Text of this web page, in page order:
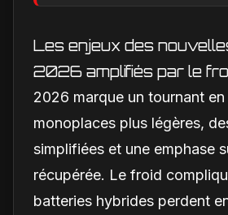
Les enjeux des
2026 amplifiés par le
2026 marque un tournant en
monoplaces plus légères,
simplifiées et une emphase
récupérée. Le froid
batteries hybrides perdent